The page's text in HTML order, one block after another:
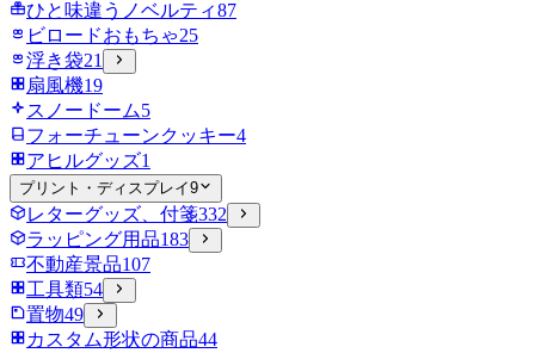
ひと味違うノベルティ87
ビロードおもちゃ25
浮き袋21
扇風機19
スノードーム5
フォーチューンクッキー4
アヒルグッズ1
プリント・ディスプレイ9
レターグッズ、付箋332
ラッピング用品183
不動産景品107
工具類54
置物49
カスタム形状の商品44